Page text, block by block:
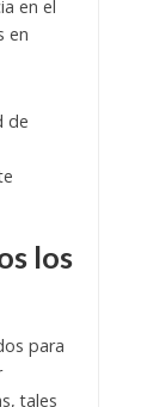
en el
en
de
los
para
tales